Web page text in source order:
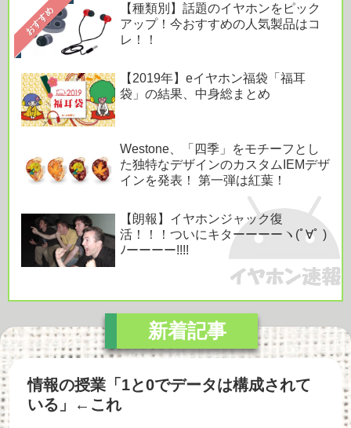
おすすめ
【種類別】話題のイヤホンをピック
アップ！今おすすめの人気製品はコ
レ！！
【2019年】eイヤホン福袋「福耳
袋」の結果、中身総まとめ
Westone、「四季」をモチーフとし
た独特なデザインのカスタムIEMデザ
インを発表！ 第一弾は紅葉！
【朗報】イヤホンジャック復
活！！！ついにキターーーーヽ(ﾟ∀ﾟ )
ﾉーーーー!!!!
情報の授業「1と0でデータは構成されて
いる」←これ